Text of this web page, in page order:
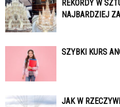
REKORDY W
NAJBARDZIEJ
SZYBKI KURS
JAK W